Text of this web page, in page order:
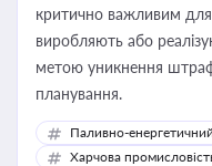
критично важливим для
виробляють або
метою уникнення
планування.
Паливно-
Харчова